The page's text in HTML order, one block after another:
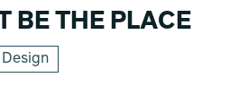
BE THE PLACE